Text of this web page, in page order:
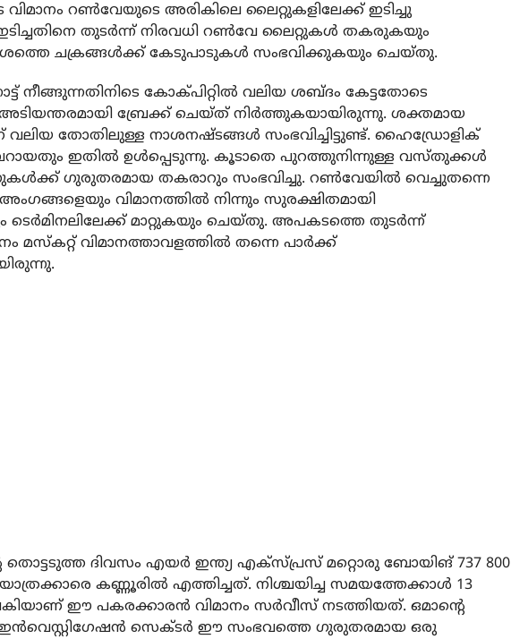
വിമാനം റൺവേയുടെ അരികിലെ ലൈറ്റുകളിലേക്ക് ഇടിച്ചു
തുടർന്ന് നിരവധി റൺവേ ലൈറ്റുകൾ തകരുകയും
ചക്രങ്ങൾക്ക് കേടുപാടുകൾ സംഭവിക്കുകയും ചെയ്തു.
നീങ്ങുന്നതിനിടെ കോക്പിറ്റിൽ വലിയ ശബ്ദം കേട്ടതോടെ
അടിയന്തരമായി ബ്രേക്ക് ചെയ്ത് നിർത്തുകയായിരുന്നു. ശക്തമായ
വലിയ തോതിലുള്ള നാശനഷ്ടങ്ങൾ സംഭവിച്ചിട്ടുണ്ട്. ഹൈഡ്രോളിക്
ഇതിൽ ഉൾപ്പെടുന്നു. കൂടാതെ പുറത്തുനിന്നുള്ള വസ്തുക്കൾ
ഗുരുതരമായ തകരാറും സംഭവിച്ചു. റൺവേയിൽ വെച്ചുതന്നെ
വിമാനത്തിൽ നിന്നും സുരക്ഷിതമായി
മാറ്റുകയും ചെയ്തു. അപകടത്തെ തുടർന്ന്
മസ്കറ്റ് വിമാനത്താവളത്തിൽ തന്നെ പാർക്ക്
തൊട്ടടുത്ത ദിവസം എയർ ഇന്ത്യ എക്സ്പ്രസ് മറ്റൊരു ബോയിങ് 737 800
കണ്ണൂരിൽ എത്തിച്ചത്. നിശ്ചയിച്ച സമയത്തേക്കാൾ 13
ഈ പകരക്കാരൻ വിമാനം സർവീസ് നടത്തിയത്. ഒമാന്റെ
സെക്ടർ ഈ സംഭവത്തെ ഗുരുതരമായ ഒരു